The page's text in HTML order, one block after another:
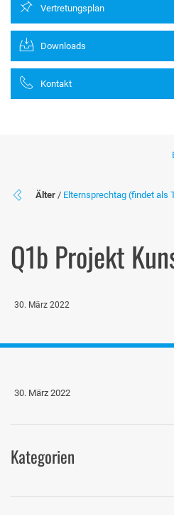
Vertretungsplan
Downloads
Kontakt
Älter / Elternsprechtag (findet als
Q1b Projekt
30. März 2022
30. März 2022
Kategorien